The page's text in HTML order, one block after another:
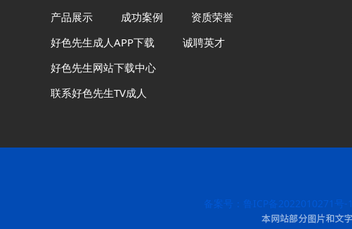
产品展示
成功案例
资质荣誉
好色先生成人APP下载
诚聘英才
好色先生网站下载中心
联系好色先生TV成人
备案号：鲁ICP备2022010271号-1